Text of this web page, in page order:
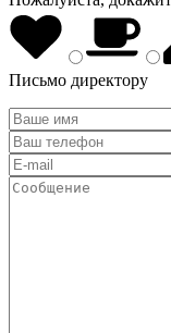
Письмо директору